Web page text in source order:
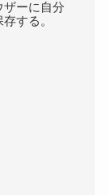
ザーに自分
する。